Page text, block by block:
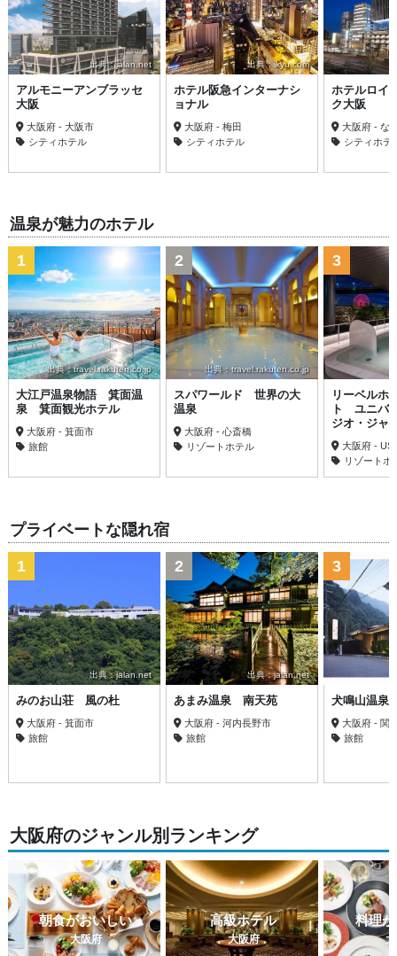
出典：jalan.net
アルモニーアンブラッセ
大阪
大阪府 - 大阪市
シティホテル
出典：ikyu.com
ホテル阪急インターナシ
ョナル
大阪府 - 梅田
シティホテル
ホテルロイ
ク大阪
大阪府 - な
シティホテ
温泉が魅力のホテル
出典：travel.rakuten.co.jp
1
大江戸温泉物語 箕面温
泉 箕面観光ホテル
大阪府 - 箕面市
旅館
出典：travel.rakuten.co.jp
2
スパワールド 世界の大
温泉
大阪府 - 心斎橋
リゾートホテル
3
リーベル
ト ユニバ
ジオ・ジャ
大阪府 -
リゾートホ
プライベートな隠れ宿
出典：jalan.net
1
みのお山荘 風の杜
大阪府 - 箕面市
旅館
出典：jalan.net
2
あまみ温泉 南天苑
大阪府 - 河内長野市
旅館
3
犬鳴山温泉
大阪府 - 関
旅館
大阪府のジャンル別ランキング
朝食がおいしい
大阪府
高級ホテル
大阪府
料理